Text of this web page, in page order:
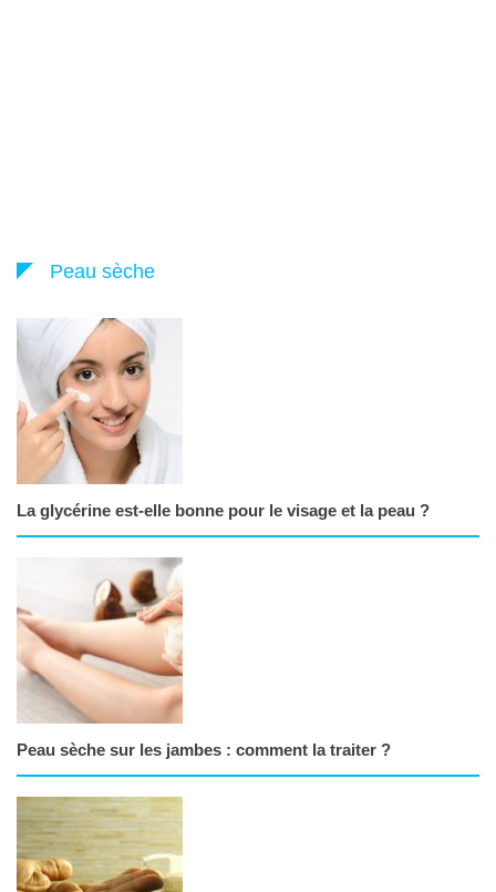
Peau sèche
La glycérine est-elle bonne pour le visage et la peau ?
Peau sèche sur les jambes : comment la traiter ?